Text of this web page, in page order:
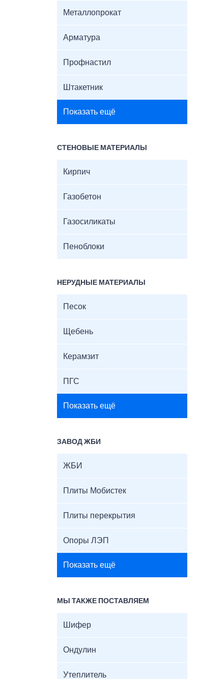
Металлопрокат
Арматура
Профнастил
Штакетник
Показать ещё
СТЕНОВЫЕ МАТЕРИАЛЫ
Кирпич
Газобетон
Газосиликаты
Пеноблоки
НЕРУДНЫЕ МАТЕРИАЛЫ
Песок
Щебень
Керамзит
ПГС
Показать ещё
ЗАВОД ЖБИ
ЖБИ
Плиты Мобистек
Плиты перекрытия
Опоры ЛЭП
Показать ещё
МЫ ТАКЖЕ ПОСТАВЛЯЕМ
Шифер
Ондулин
Утеплитель